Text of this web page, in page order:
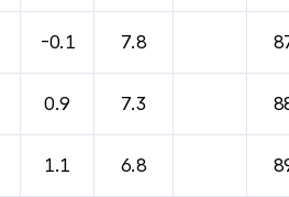
-0.1 7.8
0.9 7.3
1.1 6.8